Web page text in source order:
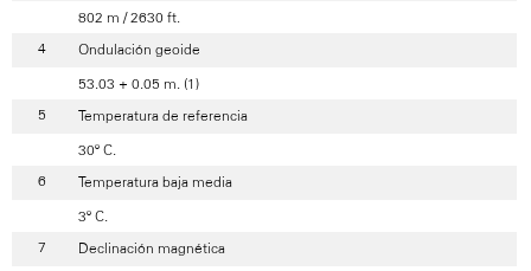
802 m / 2630 ft.
Ondulación geoide
53.03 + 0.05 m. (1)
Temperatura de referencia
30º C.
Temperatura baja media
3º C.
Declinación magnética